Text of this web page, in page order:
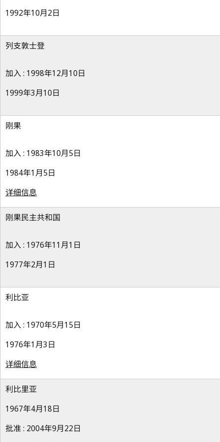
1992年10月2日
列支敦士登
加入 : 1998年12月10日
1999年3月10日
刚果
加入 : 1983年10月5日
1984年1月5日
详细信息
刚果民主共和国
加入 : 1976年11月1日
1977年2月1日
利比亚
加入 : 1970年5月15日
1976年1月3日
详细信息
利比里亚
1967年4月18日
批准 : 2004年9月22日